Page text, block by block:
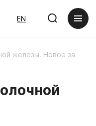
EN
железы. Новое за